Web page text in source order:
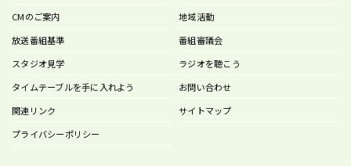
CMのご案内
地域活動
放送番組基準
番組審議会
スタジオ見学
ラジオを聴こう
タイムテーブルを手に入れよう
お問い合わせ
関連リンク
サイトマップ
プライバシーポリシー